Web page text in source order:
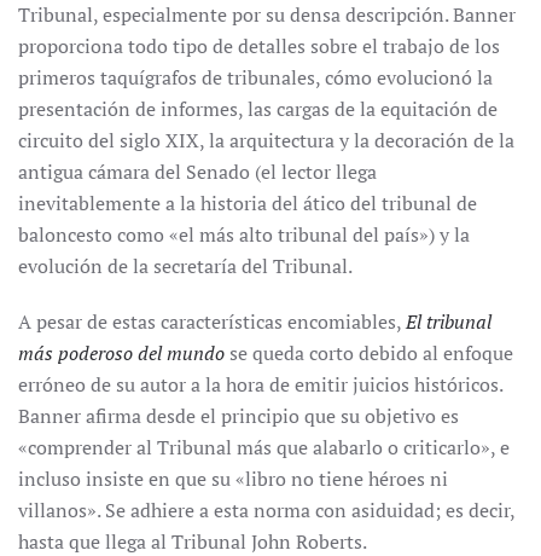
Tribunal, especialmente por su densa descripción. Banner
proporciona todo tipo de detalles sobre el trabajo de los
primeros taquígrafos de tribunales, cómo evolucionó la
presentación de informes, las cargas de la equitación de
circuito del siglo XIX, la arquitectura y la decoración de la
antigua cámara del Senado (el lector llega
inevitablemente a la historia del ático del tribunal de
baloncesto como «el más alto tribunal del país») y la
evolución de la secretaría del Tribunal.
A pesar de estas características encomiables,El tribunal
más poderoso del mundo se queda corto debido al enfoque
erróneo de su autor a la hora de emitir juicios históricos.
Banner afirma desde el principio que su objetivo es
«comprender al Tribunal más que alabarlo o criticarlo», e
incluso insiste en que su «libro no tiene héroes ni
villanos». Se adhiere a esta norma con asiduidad; es decir,
hasta que llega al Tribunal John Roberts.